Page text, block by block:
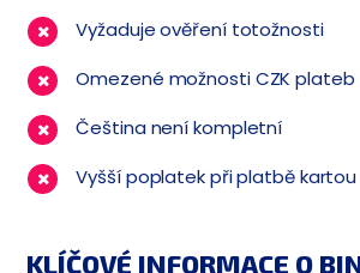
Vyžaduje ověření totožnosti
Omezené možnosti CZK plateb
Čeština není kompletní
Vyšší poplatek při platbě kartou
KLÍČOVÉ INFORMACE O